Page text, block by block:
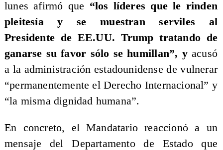
lunes afirmó que “los líderes que le rinden
pleitesía y se muestran serviles al
Presidente de EE.UU. Trump tratando de
ganarse su favor sólo se humillan”, yacusó
a la administración estadounidense de vulnerar
“permanentemente el Derecho Internacional” y
“la misma dignidad humana”.
En concreto, el Mandatario reaccionó a un
mensaje del Departamento de Estado que